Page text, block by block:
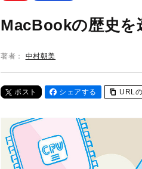
MacBookの歴史を
著者： 中村朝美
ポスト シェアする URL